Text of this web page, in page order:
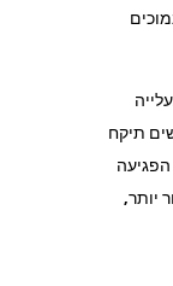
תיקח
יותר,